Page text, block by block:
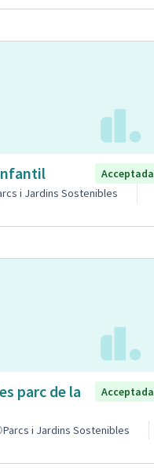
Acceptada
i Jardins Sostenibles
parc de la
Acceptada
Parcs i Jardins Sostenibles